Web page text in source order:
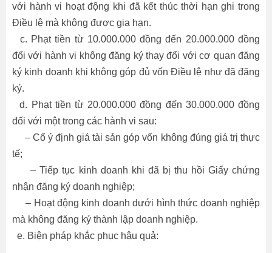
với hành vi hoạt động khi đã kết thúc thời hạn ghi trong
Điều lệ mà không được gia hạn.
c. Phạt tiền từ 10.000.000 đồng đến 20.000.000 đồng
đối với hành vi không đăng ký thay đổi với cơ quan đăng
ký kinh doanh khi không góp đủ vốn Điều lệ như đã đăng
ký.
d. Phạt tiền từ 20.000.000 đồng đến 30.000.000 đồng
đối với một trong các hành vi sau:
– Cố ý định giá tài sản góp vốn không đúng giá trị thực
tế;
– Tiếp tục kinh doanh khi đã bị thu hồi Giấy chứng
nhận đăng ký doanh nghiệp;
– Hoạt động kinh doanh dưới hình thức doanh nghiệp
mà không đăng ký thành lập doanh nghiệp.
e. Biện pháp khắc phục hậu quả: